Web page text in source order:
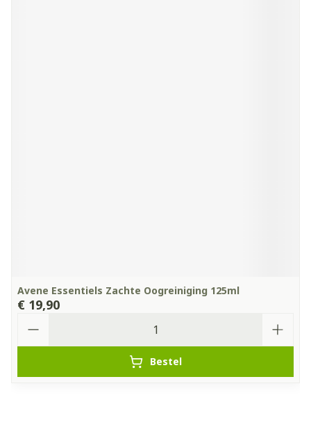
Avene Essentiels Zachte Oogreiniging 125ml
€ 19,90
Bestel